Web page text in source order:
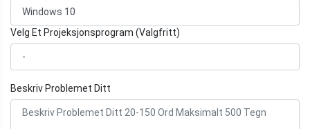
Velg Et Projeksjonsprogram (Valgfritt)
Beskriv Problemet Ditt